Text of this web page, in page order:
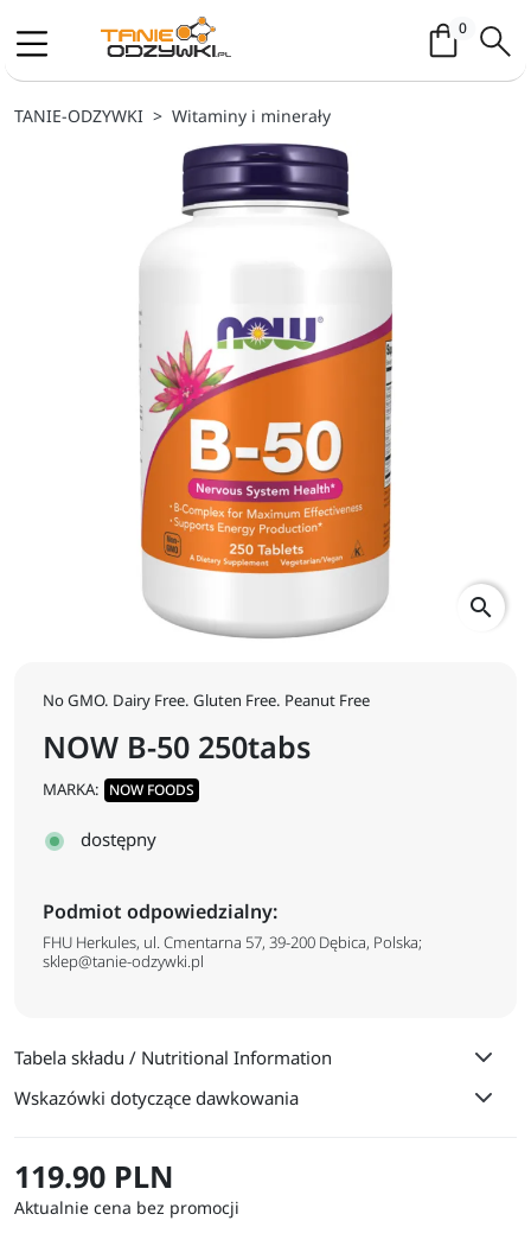
0Koszyk /
TANIE-ODZYWKI Witaminy i minerały
search
No GMO. Dairy Free. Gluten Free. Peanut Free
NOW B-50 250tabs
MARKA: NOW FOODS
dostępny
Podmiot odpowiedzialny:
FHU Herkules, ul. Cmentarna 57, 39-200 Dębica, Polska;
sklep@tanie-odzywki.pl
Tabela składu / Nutritional Information
Wskazówki dotyczące dawkowania
119.90 PLN
Aktualnie cena bez promocji